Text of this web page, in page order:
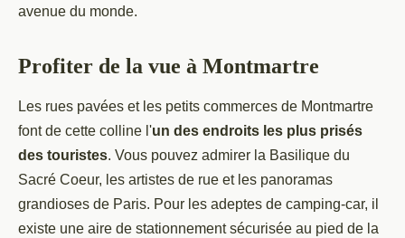
avenue du monde.
Profiter de la vue à Montmartre
Les rues pavées et les petits commerces de Montmartre
font de cette colline l'un des endroits les plus prisés
des touristes. Vous pouvez admirer la Basilique du
Sacré Coeur, les artistes de rue et les panoramas
grandioses de Paris. Pour les adeptes de camping-car, il
existe une aire de stationnement sécurisée au pied de la